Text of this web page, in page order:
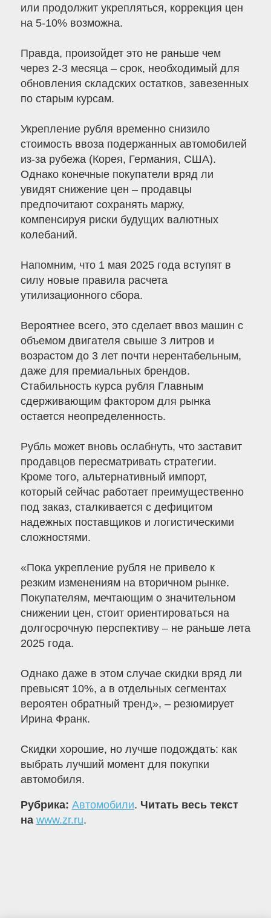
или продолжит укрепляться, коррекция цен
на 5-10% возможна.
Правда, произойдет это не раньше чем
через 2-3 месяца – срок, необходимый для
обновления складских остатков, завезенных
по старым курсам.
Укрепление рубля временно снизило
стоимость ввоза подержанных автомобилей
из-за рубежа (Корея, Германия, США).
Однако конечные покупатели вряд ли
увидят снижение цен – продавцы
предпочитают сохранять маржу,
компенсируя риски будущих валютных
колебаний.
Напомним, что 1 мая 2025 года вступят в
силу новые правила расчета
утилизационного сбора.
Вероятнее всего, это сделает ввоз машин с
объемом двигателя свыше 3 литров и
возрастом до 3 лет почти нерентабельным,
даже для премиальных брендов.
Стабильность курса рубля Главным
сдерживающим фактором для рынка
остается неопределенность.
Рубль может вновь ослабнуть, что заставит
продавцов пересматривать стратегии.
Кроме того, альтернативный импорт,
который сейчас работает преимущественно
под заказ, сталкивается с дефицитом
надежных поставщиков и логистическими
сложностями.
«Пока укрепление рубля не привело к
резким изменениям на вторичном рынке.
Покупателям, мечтающим о значительном
снижении цен, стоит ориентироваться на
долгосрочную перспективу – не раньше лета
2025 года.
Однако даже в этом случае скидки вряд ли
превысят 10%, а в отдельных сегментах
вероятен обратный тренд», – резюмирует
Ирина Франк.
Скидки хорошие, но лучше подождать: как
выбрать лучший момент для покупки
автомобиля.
Рубрика: Автомобили. Читать весь текст
на www.zr.ru.